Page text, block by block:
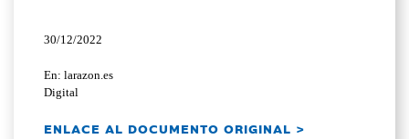
30/12/2022
En: larazon.es
Digital
ENLACE AL DOCUMENTO ORIGINAL >